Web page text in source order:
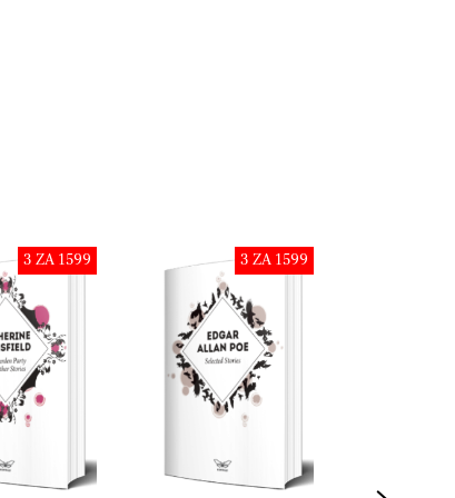
3 ZA 1599 3 ZA 1599